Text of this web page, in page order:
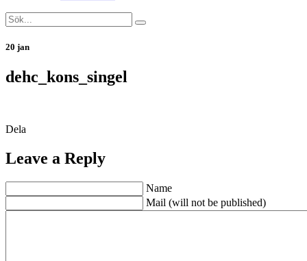
20 jan
dehc_kons_singel
Dela
Leave a Reply
Name
Mail (will not be published)